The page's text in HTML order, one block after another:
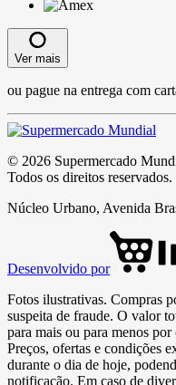
Ver mais
ou pague na entrega com
© 2026 Supermercado
Todos os direitos reservados.
Núcleo Urbano, Avenida
Desenvolvido por
Fotos ilustrativas. Compras
suspeita de fraude. O valor
para mais ou para menos
Preços, ofertas e condições
durante o dia de hoje,
notificação. Em caso de